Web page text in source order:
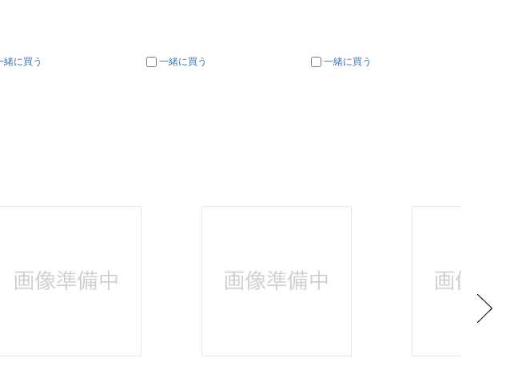
緒に買う 一緒に買う 一緒に買う